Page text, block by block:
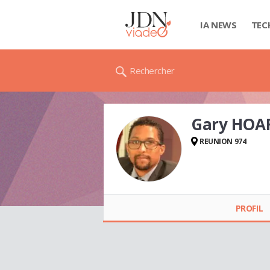
IA NEWS
Rechercher
Gary
REUNION 974
PROFIL